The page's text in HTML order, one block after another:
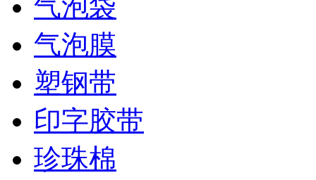
气泡袋
气泡膜
塑钢带
印字胶带
珍珠棉